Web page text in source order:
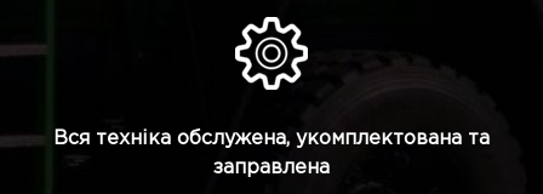
Вся техніка обслужена, укомплектована та
заправлена